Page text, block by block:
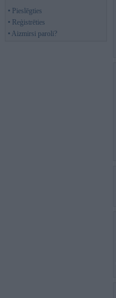
• Pieslēgties
• Reģistrēties
• Aizmirsi paroli?